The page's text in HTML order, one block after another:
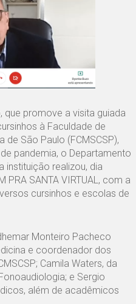
que promove a visita guiada
à Faculdade de
de São Paulo (FCMSCSP),
pandemia, o Departamento
instituição realizou, dia
SANTA VIRTUAL, com a
cursinhos e escolas de
Monteiro Pacheco
e coordenador dos
Camila Waters, da
e Sergio
além de acadêmicos